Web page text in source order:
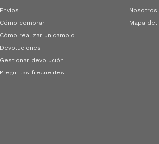
Envíos
Cómo comprar
Cómo realizar un cambio
Devoluciones
Gestionar devolución
Preguntas frecuentes
Nosotros
Mapa del